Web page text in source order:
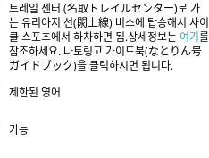
트레일 센터 (名取トレイルセンター)로 가
는 유리아지 선(閖上線) 버스에 탑승해서 사이
클 스포츠에서 하차하면 됨.상세정보는여기 를
참조하세요. 나토링고 가이드북(なとりん号
ガイドブック)을 클릭하시면 됩니다.
제한된 영어
가능